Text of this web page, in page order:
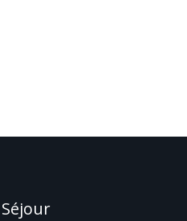
Séjour